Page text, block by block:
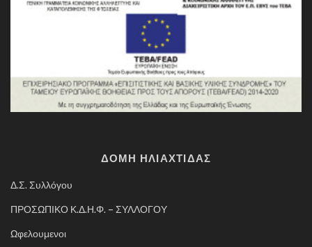
ΔΟΜΗ ΗΛΙΑΧΤΙΔΑΣ
Δ.Σ. Συλλόγου
ΠΡΟΣΩΠΙΚΟ Κ.Δ.Η.Φ. – ΣΥΛΛΟΓΟΥ
Ωφελουμενοι